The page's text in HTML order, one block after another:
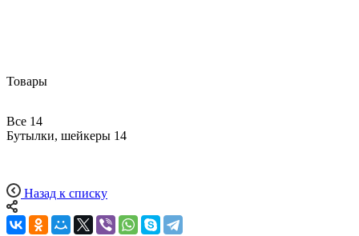
Товары
Все 14
Бутылки, шейкеры 14
Назад к списку